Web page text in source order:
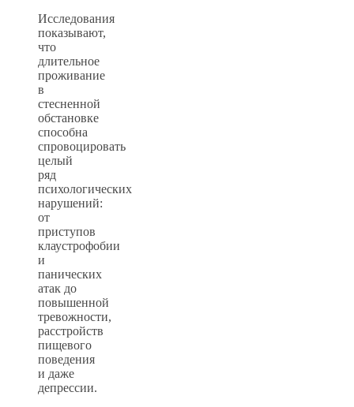
Исследования
показывают,
что
длительное
проживание
в
стесненной
обстановке
способна
спровоцировать
целый
ряд
психологических
нарушений:
от
приступов
клаустрофобии
и
панических
атак до
повышенной
тревожности,
расстройств
пищевого
поведения
и даже
депрессии.